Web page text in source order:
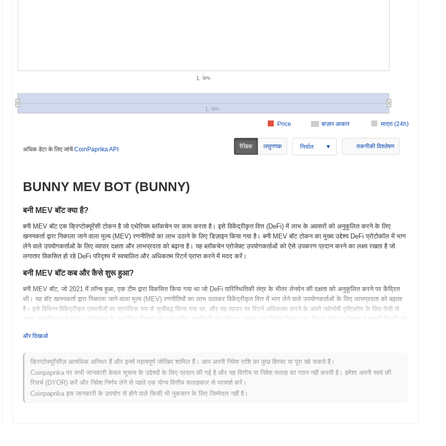
बाज़ार आकार मात्रा (24h)
Price
1. जन॰
1. जन॰
अधिक डेटा के लिए जांचेंCoinPaprika API रैखिक लघुगणक निर्यात तकनीकी विश्लेषण
BUNNY MEV BOT (BUNNY)
बनी MEV बॉट क्या है?
बनी MEV बॉट एक क्रिप्टोक्यूरेंसी टोकन है जो एथेरियम ब्लॉकचेन पर काम करता है। इसे विकेंद्रीकृत वित्त (DeFi) में लाभ के अवसरों को अनुकूलित करने के लिए
खननकर्ता द्वारा निकाला जाने वाला मूल्य (MEV) रणनीतियों का लाभ उठाने के लिए डिज़ाइन किया गया है। बनी MEV बॉट टोकन का मुख्य उद्देश्य DeFi प्रोटोकॉल में भाग
लेने वाले उपयोगकर्ताओं के लिए व्यापार दक्षता और लाभप्रदता को बढ़ाना है। यह ब्लॉकचेन प्रोजेक्ट उपयोगकर्ताओं को ऐसे उपकरण प्रदान करने का लक्ष्य रखता है जो
लगातार विकसित हो रहे DeFi परिदृश्य में स्वचालित और अधिकतम रिटर्न प्राप्त करने में मदद करें।
बनी MEV बॉट कब और कैसे शुरू हुआ?
बनी MEV बॉट, जो 2021 में लॉन्च हुआ, एक टीम द्वारा विकसित किया गया था जो DeFi पारिस्थितिकी तंत्र के भीतर लेनदेन की दक्षता को अनुकूलित करने पर केंद्रित
थी। यह बॉट खननकर्ता द्वारा निकाला जाने वाला मूल्य (MEV) रणनीतियों का लाभ उठाकर विकेंद्रीकृत वित्त में भाग लेने वाले उपयोगकर्ताओं के लिए लाभप्रदता को बढ़ाता
है। इसे विभिन्न विकेंद्रीकृत एक्सचेंजों पर प्रारंभिक रूप से सूचीबद्ध किया गया था, और यह व्यापार पर रिटर्न अधिकतम करने के अपने नवोन्मेषी दृष्टिकोण के लिए तेजी से
ध्यान आकर्षित करने लगा। परियोजना के प्रारंभिक विकास को सामुदायिक भागीदारी और निरंतर अपडेट द्वारा चिह्नित किया गया, जिसने MEV परिदृश्य में इसकी स्थिति को
बनी MEV बॉट अपने प्लेटफॉर्म को उपयोगकर्ता अनुभव में सुधार और दक्षता बढ़ाने के लिए कई रोमांचक रोडमैप अपडेट के साथ बढ़ाने के लिए तैयार है। आगामी सुविधाओं में
उन्नत व्यापार एल्गोरिदम और उन्नत विश्लेषणात्मक उपकरण शामिल हैं, जो उपयोगकर्ताओं को अपनी रणनीतियों को प्रभावी ढंग से अनुकूलित करने में सक्षम बनाएंगे। समुदाय
सक्रिय रूप से भविष्य की योजनाओं को आकार देने में संलग्न है, जिसमें शैक्षिक संसाधनों और सहयोगात्मक परियोजनाओं पर ध्यान केंद्रित किया गया है ताकि विकास को
बढ़ावा मिल सके। जैसे-जैसे बनी MEV बॉट विकसित होता है, इसका लक्ष्य DeFi क्षेत्र में अपनी उपयोगिता का विस्तार करना है, उपयोगकर्ताओं को अपने रिटर्न को
अधिकतम करने के लिए नवोन्मेषी समाधान प्रदान करना है। इन विकासों के लिए तैयार रहें जैसे-जैसे वे सामने आते हैं!
और दिखाओ
क्रिप्टोक्यूरेंसीज़ अत्यधिक अस्थिर हैं और इनमें महत्वपूर्ण जोखिम शामिल हैं। आप अपनी निवेश राशि का कुछ हिस्सा या पूरा खो सकते हैं।
Coinpaprika पर सभी जानकारी केवल सूचना के उद्देश्यों के लिए प्रदान की गई है और यह वित्तीय या निवेश सलाह का गठन नहीं करती है। हमेशा अपनी स्वयं की
रिसर्च (DYOR) करें और निवेश निर्णय लेने से पहले एक योग्य वित्तीय सलाहकार से परामर्श करें।
Coinpaprika इस जानकारी के उपयोग से होने वाले किसी भी नुकसान के लिए जिम्मेदार नहीं है।